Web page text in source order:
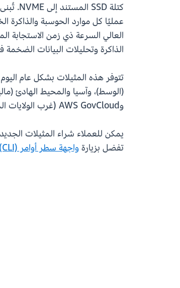
كتلة SSD المستند إلى NVME. تُبنى مثيلات R6id على
عمليًا كل موارد الحوسبة والذاكرة
العالي السرعة ذي زمن الاستجابة
الذاكرة وتحليلات البيانات
تتوفر هذه المثيلات بشكل عام
(الوسط)، وآسيا والمحيط الهادئ
وAWS GovCloud (غرب الولايات المتحدة).
تفضل بزيارةواجهة سطر أوامر AWS (CLI)